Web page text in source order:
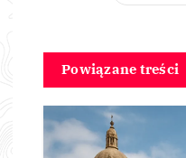
Powiązane treści